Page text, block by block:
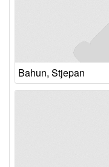
Bahun, Stjepan